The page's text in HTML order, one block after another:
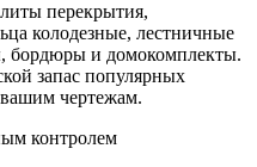
перекрытия,
колодезные, лестничные
бордюры и домокомплекты.
запас популярных
чертежам.
контролем